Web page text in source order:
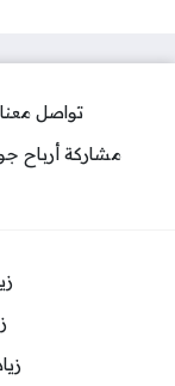
تواصل معنا